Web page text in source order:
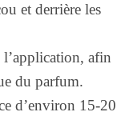
et derrière les
afin
du parfum.
d’environ 15-20